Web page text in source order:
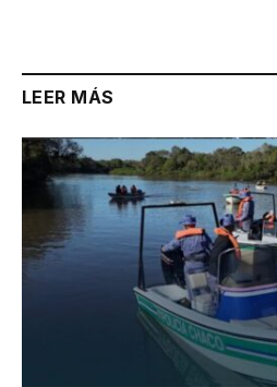
LEER MÁS